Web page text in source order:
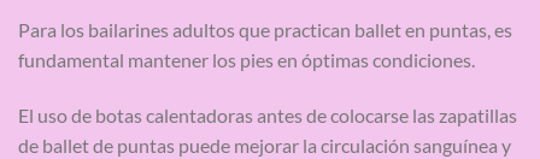
Para los bailarines adultos que practican ballet en puntas, es
fundamental mantener los pies en óptimas condiciones.
El uso de botas calentadoras antes de colocarse las zapatillas
de ballet de puntas puede mejorar la circulación sanguínea y